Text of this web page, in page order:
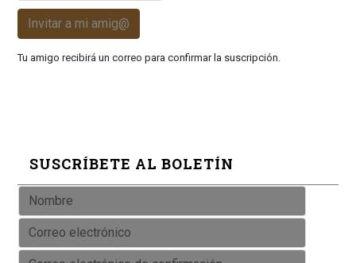
Invitar a mi amig@
Tu amigo recibirá un correo para confirmar la suscripción.
SUSCRÍBETE AL BOLETÍN